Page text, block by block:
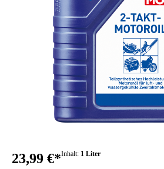
23,99 €*Inhalt: 1 Liter